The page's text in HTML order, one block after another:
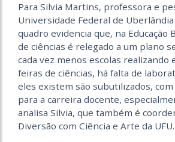
Para Silvia Martins, professora e
Universidade Federal de Uberlândia
quadro evidencia que, na Educação
de ciências é relegado a um plano
cada vez menos escolas realizando
feiras de ciências, há falta de
eles existem são subutilizados,
para a carreira docente,
analisa Silvia, que também é
Diversão com Ciência e Arte da UFU.